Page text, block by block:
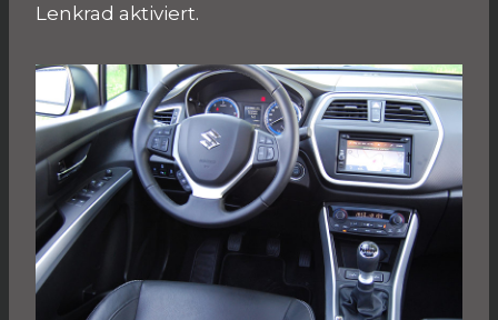
Lenkrad aktiviert.